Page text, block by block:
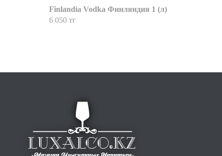
Finlandia Vodka Финляндия 1 (л)
6 050 тг